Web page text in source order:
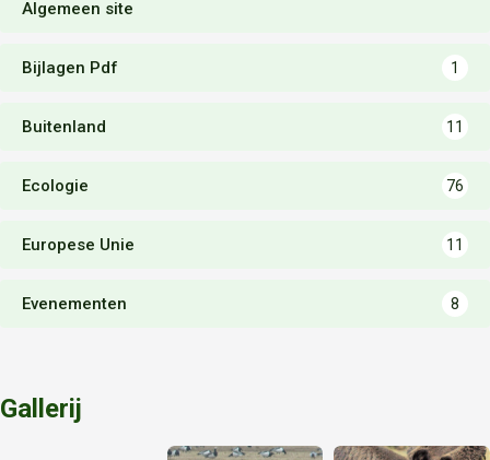
Algemeen site
Bijlagen Pdf 1
Buitenland 11
Ecologie 76
Europese Unie 11
Evenementen 8
Gallerij